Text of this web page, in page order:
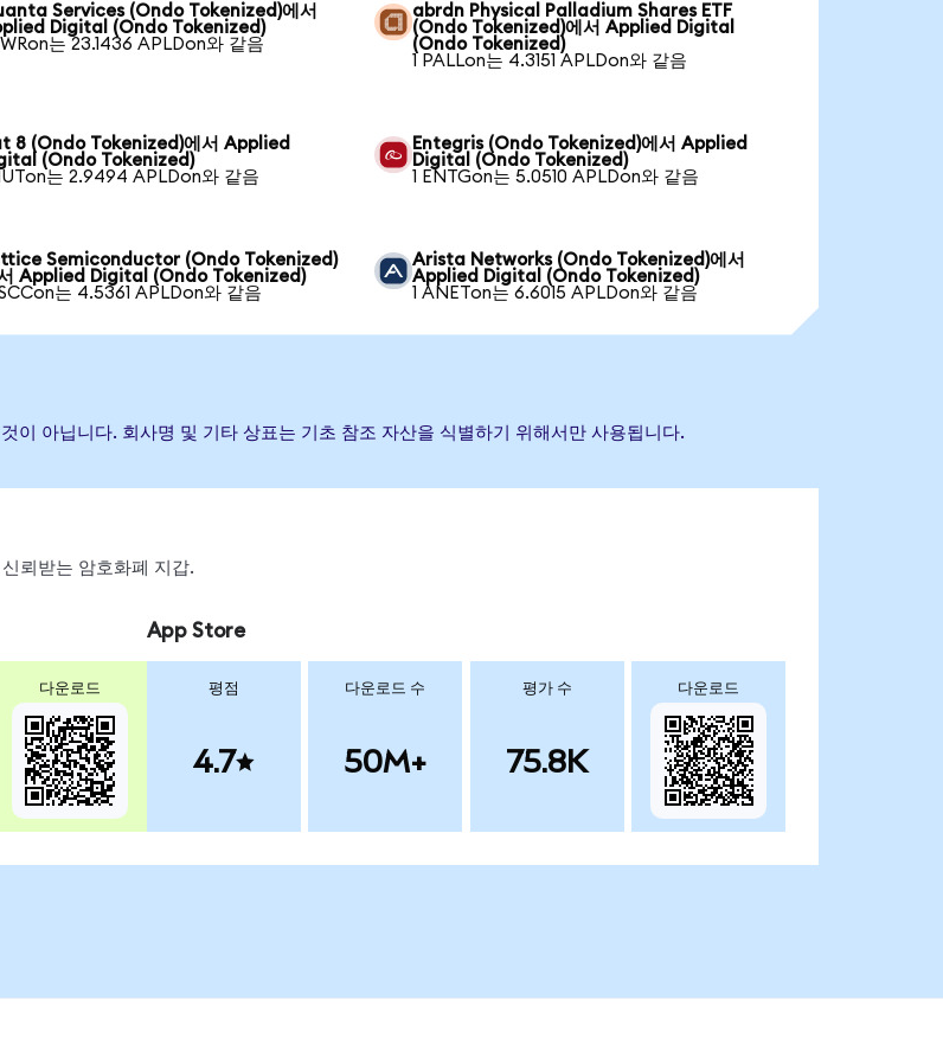
Services (Ondo Tokenized)에서
Digital (Ondo Tokenized)
는 23.1436 APLDon와 같음
abrdn Physical Palladium Shares ETF
(Ondo Tokenized)에서 Applied Digital
(Ondo Tokenized)
1 PALLon는 4.3151 APLDon와 같음
8 (Ondo Tokenized)에서 Applied
(Ondo Tokenized)
는 2.9494 APLDon와 같음
Entegris (Ondo Tokenized)에서 Applied
Digital (Ondo Tokenized)
1 ENTGon는 5.0510 APLDon와 같음
Semiconductor (Ondo Tokenized)
Applied Digital (Ondo Tokenized)
는 4.5361 APLDon와 같음
Arista Networks (Ondo Tokenized)에서
Applied Digital (Ondo Tokenized)
1 ANETon는 6.6015 APLDon와 같음
이 아닙니다. 회사명 및 기타 상표는 기초 참조 자산을 식별하기 위해서만 사용됩니다.
뢰받는 암호화폐 지갑.
다운로드
App Store
평점
4.7
다운로드 수
50M+
평가 수
75.8K
다운로드